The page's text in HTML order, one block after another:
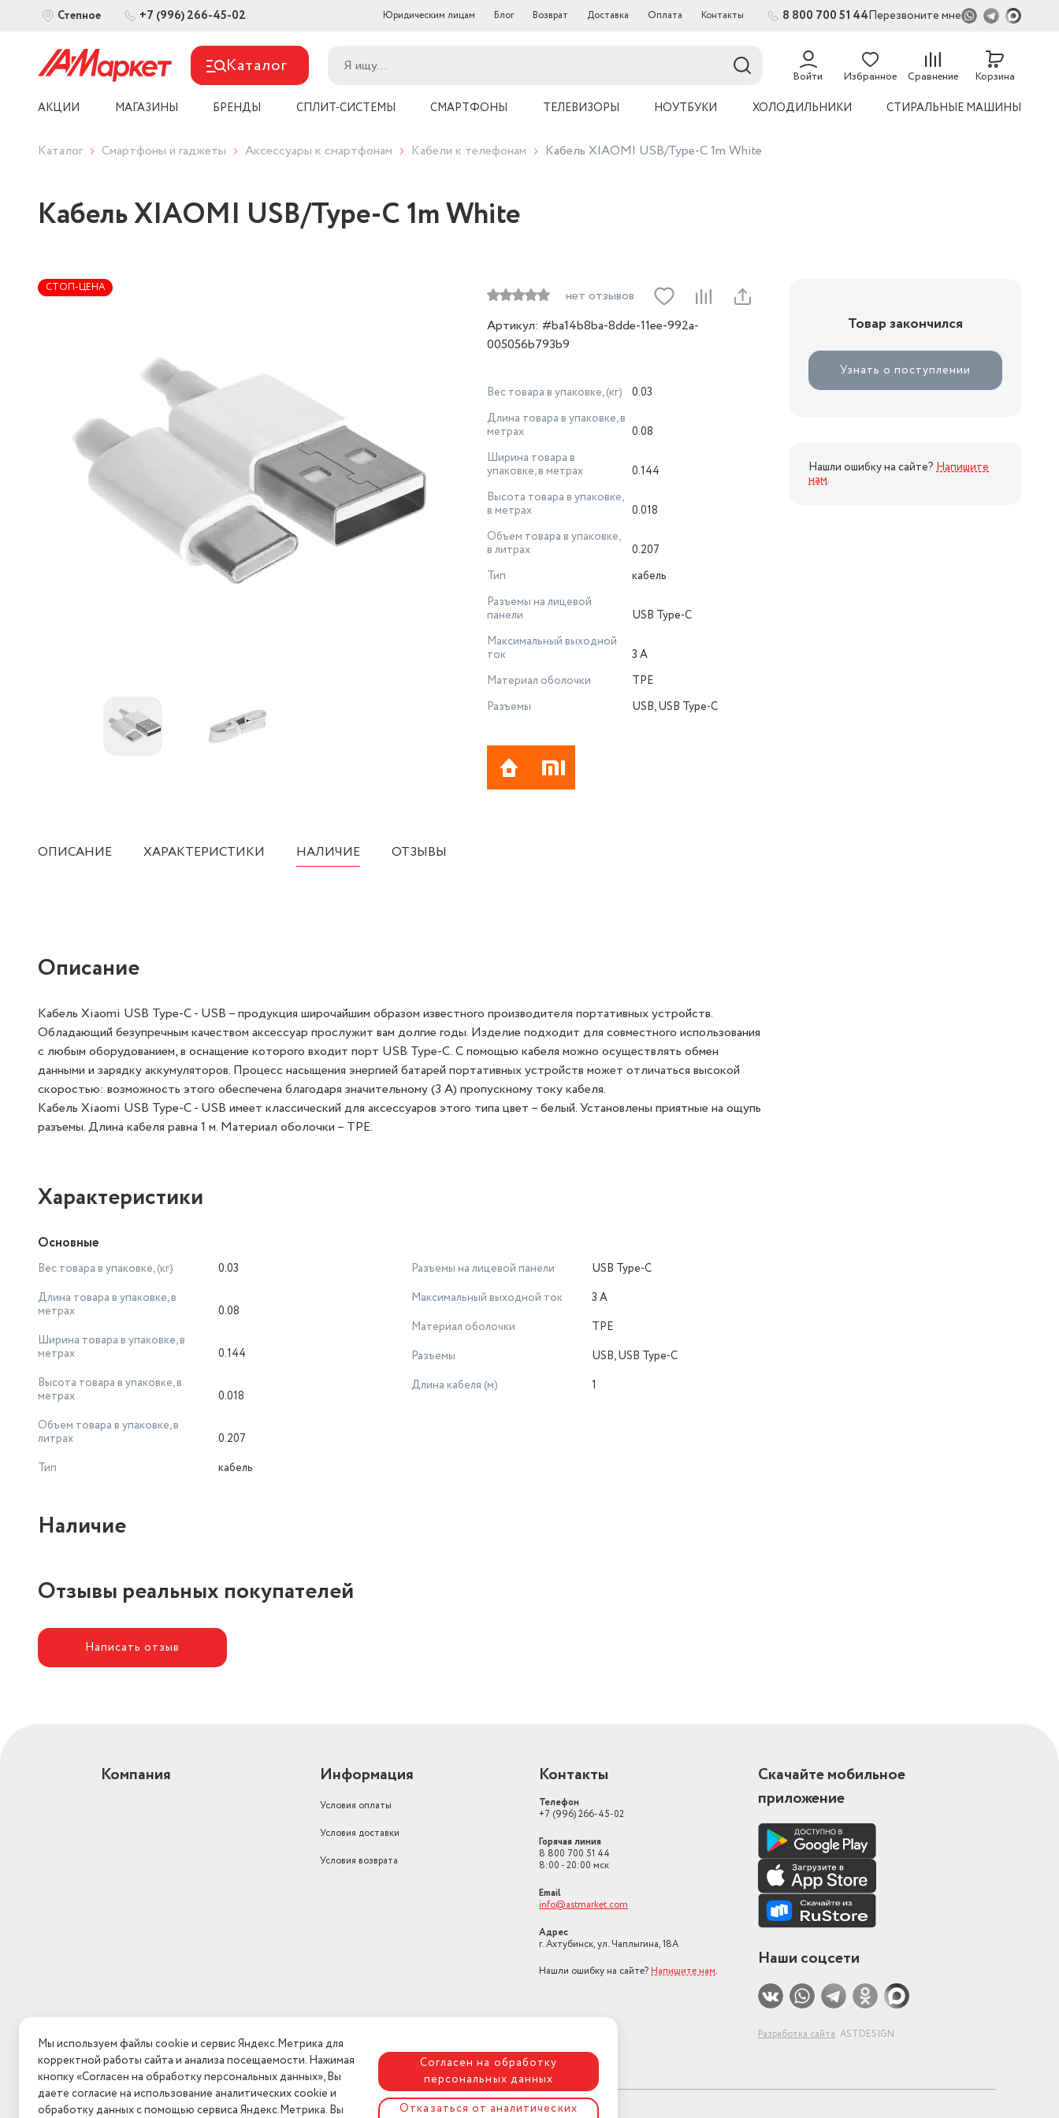
Степное +7 (996) 266-45-02 Юридическим лицам Блог Возврат Доставка Оплата Контакты 8 800 700 51 44Перезвоните мне
Каталог Войти Избранное Сравнение Корзина
АКЦИИ МАГАЗИНЫ БРЕНДЫ СПЛИТ-СИСТЕМЫ СМАРТФОНЫ ТЕЛЕВИЗОРЫ НОУТБУКИ ХОЛОДИЛЬНИКИ СТИРАЛЬНЫЕ МАШИНЫ
Каталог Смартфоны и гаджеты Аксессуары к смартфонам Кабели к телефонам Кабель XIAOMI USB/Type-C 1m White
Кабель XIAOMI USB/Type-C 1m White
СТОП-ЦЕНА
нет отзывов
Артикул: #ba14b8ba-8dde-11ee-992a-
005056b793b9
Вес товара в упаковке, (кг)
0.03
Длина товара в упаковке, в
метрах
0.08
Ширина товара в
упаковке, в метрах
0.144
Высота товара в упаковке,
в метрах
0.018
Объем товара в упаковке,
в литрах
0.207
Тип
кабель
Разъемы на лицевой
панели
USB Type-C
Максимальный выходной
ток
3 А
Материал оболочки
TPE
Разъемы
USB, USB Type-C
Товар закончился
Узнать о поступлении
Нашли ошибку на сайте? Напишите
нам.
ОПИСАНИЕ ХАРАКТЕРИСТИКИ НАЛИЧИЕ ОТЗЫВЫ
Описание
Кабель Xiaomi USB Type-C - USB – продукция широчайшим образом известного производителя портативных устройств.
Обладающий безупречным качеством аксессуар прослужит вам долгие годы. Изделие подходит для совместного использования
с любым оборудованием, в оснащение которого входит порт USB Type-C. С помощью кабеля можно осуществлять обмен
данными и зарядку аккумуляторов. Процесс насыщения энергией батарей портативных устройств может отличаться высокой
скоростью: возможность этого обеспечена благодаря значительному (3 А) пропускному току кабеля.
Кабель Xiaomi USB Type-C - USB имеет классический для аксессуаров этого типа цвет – белый. Установлены приятные на ощупь
разъемы. Длина кабеля равна 1 м. Материал оболочки – TPE.
Характеристики
Основные
Вес товара в упаковке, (кг)
0.03
Длина товара в упаковке, в
метрах
0.08
Ширина товара в упаковке, в
метрах
0.144
Высота товара в упаковке, в
метрах
0.018
Объем товара в упаковке, в
литрах
0.207
Тип
кабель
Разъемы на лицевой панели
USB Type-C
Максимальный выходной ток
3 А
Материал оболочки
TPE
Разъемы
USB, USB Type-C
Длина кабеля (м)
1
Наличие
Отзывы реальных покупателей
Написать отзыв
Компания Информация
Условия оплаты
Условия доставки
Условия возврата
Контакты
Телефон
+7 (996) 266-45-02
Горячая линия
8 800 700 51 44
8:00 - 20:00 мск
Email
info@astmarket.com
Адрес
г. Ахтубинск, ул. Чаплыгина, 18А
Нашли ошибку на сайте? Напишите нам.
Скачайте мобильное
приложение
Наши соцсети
Разработка сайта ASTDESIGN
Мы используем файлы cookie и сервис Яндекс.Метрика для
корректной работы сайта и анализа посещаемости. Нажимая
кнопку «Согласен на обработку персональных данных», Вы
даете согласие на использование аналитических cookie и
обработку данных с помощью сервиса Яндекс.Метрика. Вы
Согласен на обработку
персональных данных
Отказаться от аналитических